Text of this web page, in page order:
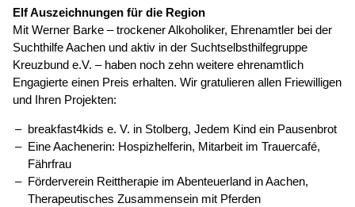
Elf Auszeichnungen für die Region
Mit Werner Barke – trockener Alkoholiker, Ehrenamtler bei der
Suchthilfe Aachen und aktiv in der Suchtselbsthilfegruppe
Kreuzbund e.V. – haben noch zehn weitere ehrenamtlich
Engagierte einen Preis erhalten. Wir gratulieren allen Friewilligen
und Ihren Projekten:
breakfast4kids e. V. in Stolberg, Jedem Kind ein Pausenbrot
Eine Aachenerin: Hospizhelferin, Mitarbeit im Trauercafé,
Fährfrau
Förderverein Reittherapie im Abenteuerland in Aachen,
Therapeutisches Zusammensein mit Pferden